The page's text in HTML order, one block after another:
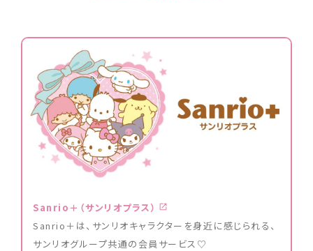
Sanrio＋（サンリオプラス）
Sanrio＋は、サンリオキャラクターを身近に感じられる、
サンリオグループ共通の会員サービス♡